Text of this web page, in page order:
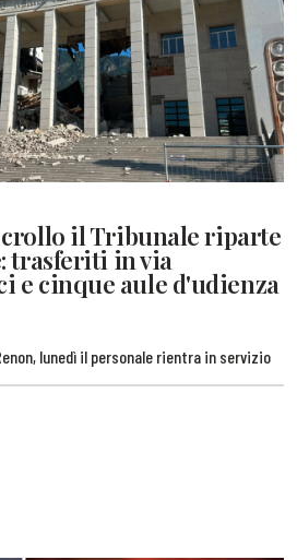
il Tribunale riparte
trasferiti in via
e cinque aule d'udienza
lunedì il personale rientra in servizio